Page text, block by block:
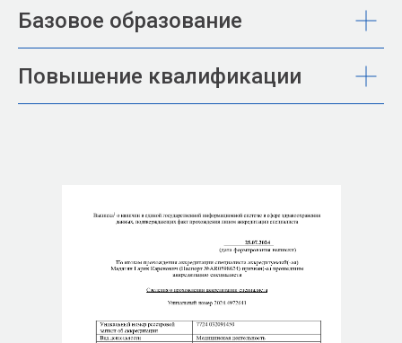
Базовое образование
Повышение квалификации